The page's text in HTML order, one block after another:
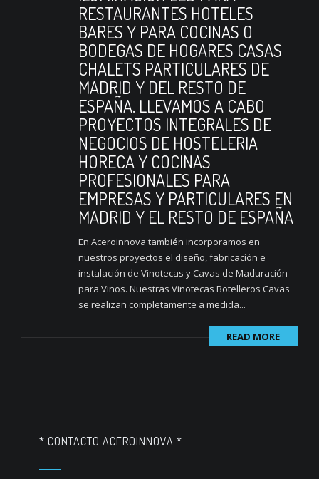
RESTAURANTES HOTELES
BARES Y PARA COCINAS O
BODEGAS DE HOGARES CASAS
CHALETS PARTICULARES DE
MADRID Y DEL RESTO DE
ESPAÑA. LLEVAMOS A CABO
PROYECTOS INTEGRALES DE
NEGOCIOS DE HOSTELERIA
HORECA Y COCINAS
PROFESIONALES PARA
EMPRESAS Y PARTICULARES EN
MADRID Y EL RESTO DE ESPAÑA
En Aceroinnova también incorporamos en
nuestros proyectos el diseño, fabricación e
instalación de Vinotecas y Cavas de Maduración
para Vinos. Nuestras Vinotecas Botelleros Cavas
se realizan completamente a medida...
READ MORE
* CONTACTO ACEROINNOVA *